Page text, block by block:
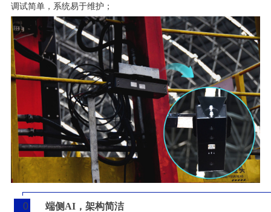
调试简单，系统易于维护；
0
端侧AI，架构简洁